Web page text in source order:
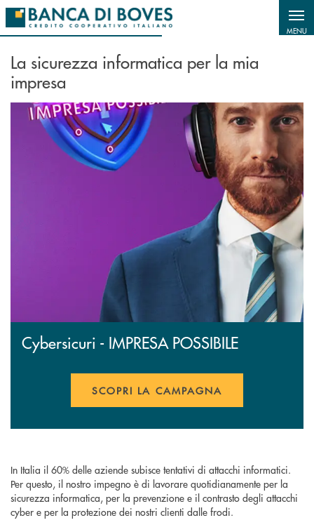
Salta al contenuto principale
MENU
La sicurezza informatica per la mia
impresa
Cybersicuri - IMPRESA POSSIBILE
SCOPRI LA CAMPAGNA
In Italia il 60% delle aziende subisce tentativi di attacchi informatici.
Per questo, il nostro impegno è di lavorare quotidianamente per la
sicurezza informatica, per la prevenzione e il contrasto degli attacchi
cyber e per la protezione dei nostri clienti dalle frodi.